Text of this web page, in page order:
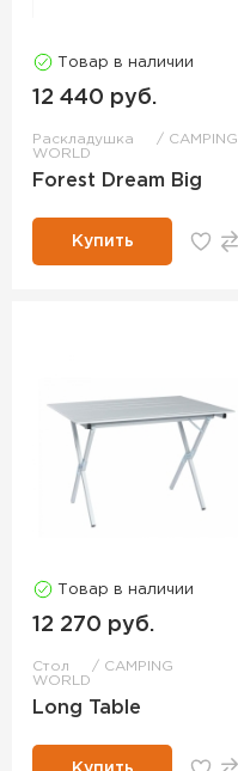
Товар в наличии
12 440 руб.
Раскладушка
CAMPING
WORLD
Forest Dream Big
Купить
Товар в наличии
12 270 руб.
Стол
CAMPING
WORLD
Long Table